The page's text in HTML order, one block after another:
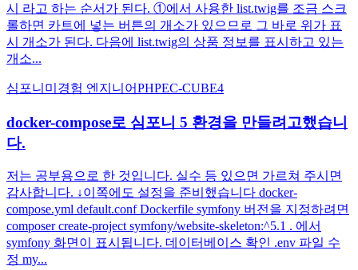
시 라고 하는 순서가 된다. ①에서 사용한 list.twig를 조금 스크
롤하면 카트에 넣는 버튼의 개소가 있으므로 그 바로 위가 표
시 개소가 된다. 다음에 list.twig의 상품 정보를 표시하고 있는
개소...
심포니 미경험 엔지니어PHPEC-CUBE4
docker-compose로 심포니 5 환경을 만들려고했습니
다.
저는 공부용으로 한 것입니다. 실수 등 있으면 가르쳐 주시면
감사합니다. ↓이쪽에도 설정을 준비했습니다 docker-
compose.yml default.conf Dockerfile symfony 버전을 지정하려면
composer create-project symfony/website-skeleton:^5.1 . 에서
symfony 화면이 표시됩니다. 데이터베이스 확인 .env 파일 수
정 my...